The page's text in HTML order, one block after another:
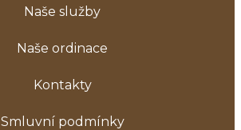
Naše služby
Naše ordinace
Kontakty
Smluvní podmínky